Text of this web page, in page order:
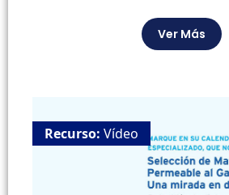
Ver Más
Recurso: Vídeo